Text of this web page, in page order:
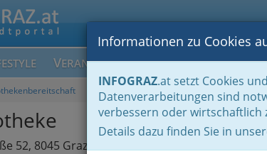
VERANSTALTUNGEN BLOGS FOTOS
Informationen zu Cookies
INFOGRAZ.at setzt Cookies
Datenverarbeitungen sind
verbessern oder wirtschaftlich
Details dazu finden Sie in
52, 8045 Graz